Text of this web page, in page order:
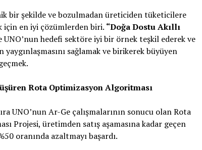
bir şekilde ve bozulmadan üreticiden tüketicilere
için en iyi çözümlerden biri. “Doğa Dostu Akıllı
UNO’nun hedefi sektöre iyi bir örnek teşkil ederek ve
sağlamak ve birikerek büyüyen
Rota Optimizasyon Algoritması
UNO’nun Ar-Ge çalışmalarının sonucu olan Rota
Projesi, üretimden satış aşamasına kadar geçen
oranında azaltmayı başardı.